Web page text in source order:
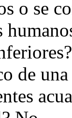
o se
de